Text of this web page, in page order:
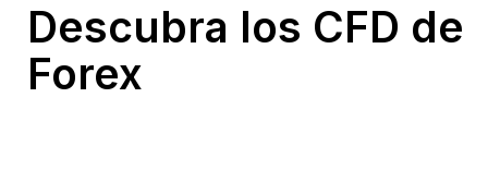
Descubra los CFD de
Forex